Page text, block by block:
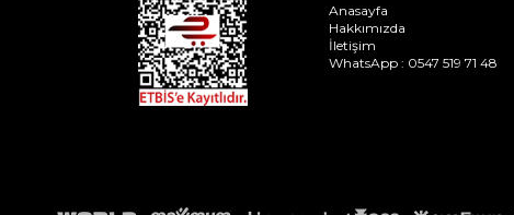
Anasayfa
Hakkımızda
İletişim
WhatsApp : 0547 519 71 48